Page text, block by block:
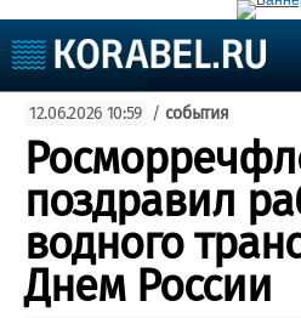
Судоходство
Судоремонт
События
Порты
Рыболовство
ВМФ
Образование
Яхты и катера
Еще
12.06.2026 10:59 / события
поздравил
водного
Днем России